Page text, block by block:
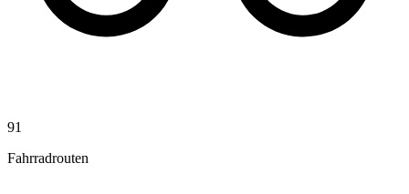
91
Fahrradrouten